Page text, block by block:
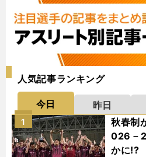
人気記事ランキング
今日 昨日
秋春制
026－
かに!?
1